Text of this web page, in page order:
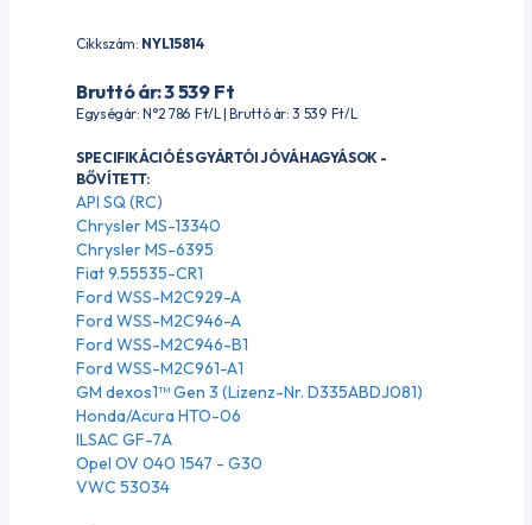
Cikkszám: NYL15814
Bruttó ár: 3 539 Ft
Egységár: N°2 786 Ft/L | Bruttó ár: 3 539 Ft/L
SPECIFIKÁCIÓ ÉS GYÁRTÓI JÓVÁHAGYÁSOK -
BŐVÍTETT:
API SQ (RC)
Chrysler MS-13340
Chrysler MS-6395
Fiat 9.55535-CR1
Ford WSS-M2C929-A
Ford WSS-M2C946-A
Ford WSS-M2C946-B1
Ford WSS-M2C961-A1
GM dexos1™ Gen 3 (Lizenz-Nr. D335ABDJ081)
Honda/Acura HTO-06
ILSAC GF-7A
Opel OV 040 1547 - G30
VWC 53034